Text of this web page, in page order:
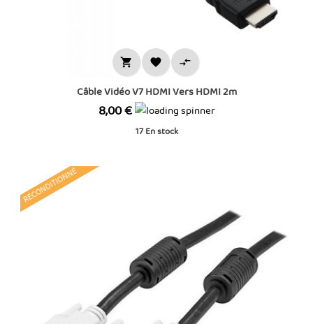
  
Câble Vidéo V7 HDMI Vers HDMI 2m
Prix
8,00 €
17En stock
RECONDITIONNÉ